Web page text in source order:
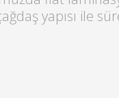
yapısı ile